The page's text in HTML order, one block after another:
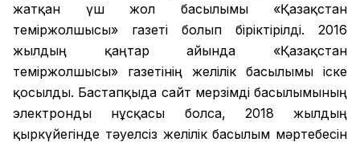
жатқан үш жол басылымы «Қазақстан
теміржолшысы» газеті болып біріктірілді. 2016
жылдың қаңтар айында «Қазақстан
теміржолшысы» газетінің желілік басылымы іске
қосылды. Бастапқыда сайт мерзімді басылымының
электронды нұсқасы болса, 2018 жылдың
қыркүйегінде тәуелсіз желілік басылым мәртебесін